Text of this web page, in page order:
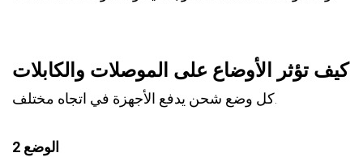
كيف تؤثر الأوضاع على الموصلات والكابلات
الوضع 2